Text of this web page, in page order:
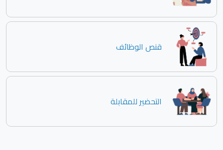
قنص الوظائف
التحضير للمقابلة